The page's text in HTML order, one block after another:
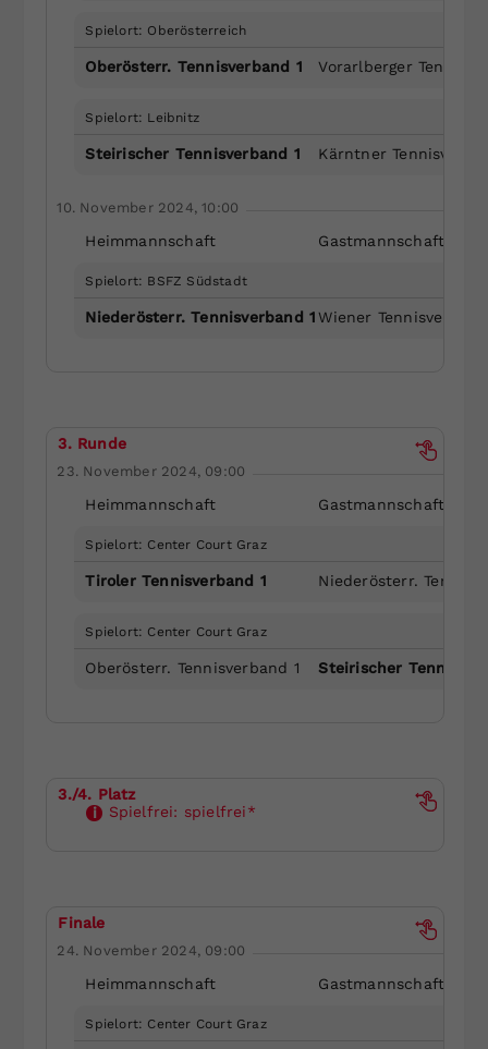
Spielort: Oberösterreich
Oberösterr. Tennisverband 1 Vorarlberger
Spielort: Leibnitz
Steirischer Tennisverband 1 Kärntner
10. November 2024, 10:00
Heimmannschaft Gastmannschaft
Spielort: BSFZ Südstadt
Niederösterr. Tennisverband 1 Wiener
3. Runde
23. November 2024, 09:00
Heimmannschaft Gastmannschaft
Spielort: Center Court Graz
Tiroler Tennisverband 1 Niederösterr.
Spielort: Center Court Graz
Oberösterr. Tennisverband 1 Steirischer
3./4. Platz
i
Spielfrei: spielfrei*
Finale
24. November 2024, 09:00
Heimmannschaft Gastmannschaft
Spielort: Center Court Graz